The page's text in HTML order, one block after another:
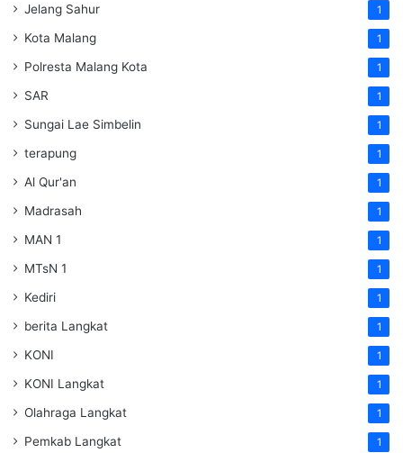
Jelang Sahur 1
Kota Malang 1
Polresta Malang Kota 1
SAR 1
Sungai Lae Simbelin 1
terapung 1
Al Qur'an 1
Madrasah 1
MAN 1 1
MTsN 1 1
Kediri 1
berita Langkat 1
KONI 1
KONI Langkat 1
Olahraga Langkat 1
Pemkab Langkat 1